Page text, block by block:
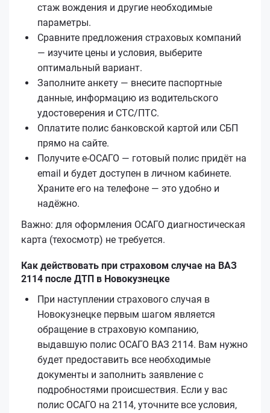
стаж вождения и другие необходимые
параметры.
Сравните предложения страховых компаний
— изучите цены и условия, выберите
оптимальный вариант.
Заполните анкету — внесите паспортные
данные, информацию из водительского
удостоверения и СТС/ПТС.
Оплатите полис банковской картой или СБП
прямо на сайте.
Получите е‑ОСАГО — готовый полис придёт на
email и будет доступен в личном кабинете.
Храните его на телефоне — это удобно и
надёжно.
Важно: для оформления ОСАГО диагностическая
карта (техосмотр) не требуется.
Как действовать при страховом случае на ВАЗ
2114 после ДТП в Новокузнецке
При наступлении страхового случая в
Новокузнецке первым шагом является
обращение в страховую компанию,
выдавшую полис ОСАГО ВАЗ 2114. Вам нужно
будет предоставить все необходимые
документы и заполнить заявление с
подробностями происшествия. Если у вас
полис ОСАГО на 2114, уточните все условия,